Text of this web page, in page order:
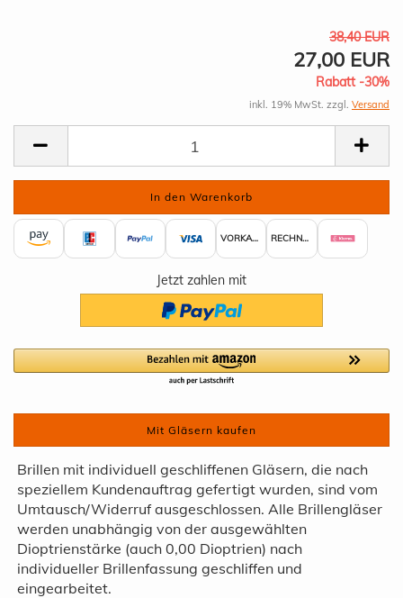
38,40 EUR
27,00 EUR
Rabatt -30%
inkl. 19% MwSt. zzgl. Versand
VORKASSE RECHNUNG
Jetzt zahlen mit
Mit Gläsern kaufen
Brillen mit individuell geschliffenen Gläsern, die nach
speziellem Kundenauftrag gefertigt wurden, sind vom
Umtausch/Widerruf ausgeschlossen. Alle Brillengläser
werden unabhängig von der ausgewählten
Dioptrienstärke (auch 0,00 Dioptrien) nach
individueller Brillenfassung geschliffen und
eingearbeitet.